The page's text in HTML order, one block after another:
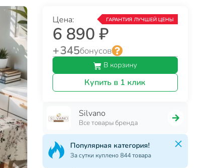
ГАРАНТИЯ ЛУЧШЕЙ ЦЕНЫ
Цена:
6 890 ₽
+ 345бонусов
В корзину
Купить в 1 клик
Silvano
Все товары бренда
Популярная категория!
За сутки куплено 844 товара